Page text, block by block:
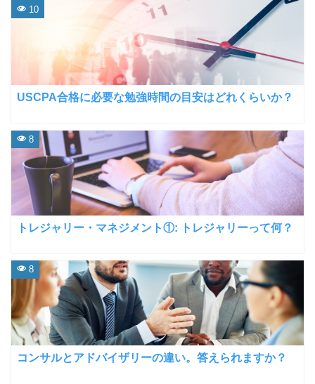
USCPA合格に必要な勉強時間の目安はどれくらいか？
10
トレジャリー・マネジメント①: トレジャリーって何？
8
コンサルとアドバイザリーの違い。答えられますか？
8